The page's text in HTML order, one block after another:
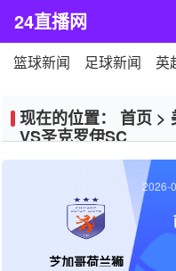
24直播网
篮球新闻 足球新闻 英
现在的位置： 首页 >
VS圣克罗伊SC
芝加哥荷兰狮
2026-